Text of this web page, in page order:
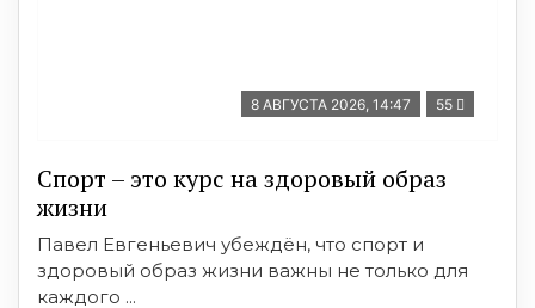
8 АВГУСТА 2026, 14:47 55
Спорт – это курс на здоровый образ
жизни
Павел Евгеньевич убеждён, что спорт и
здоровый образ жизни важны не только для
каждого ...